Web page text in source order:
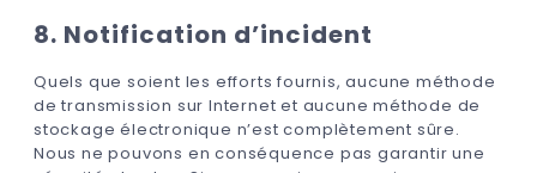
8. Notification d’incident
Quels que soient les efforts fournis, aucune méthode
de transmission sur Internet et aucune méthode de
stockage électronique n’est complètement sûre.
Nous ne pouvons en conséquence pas garantir une